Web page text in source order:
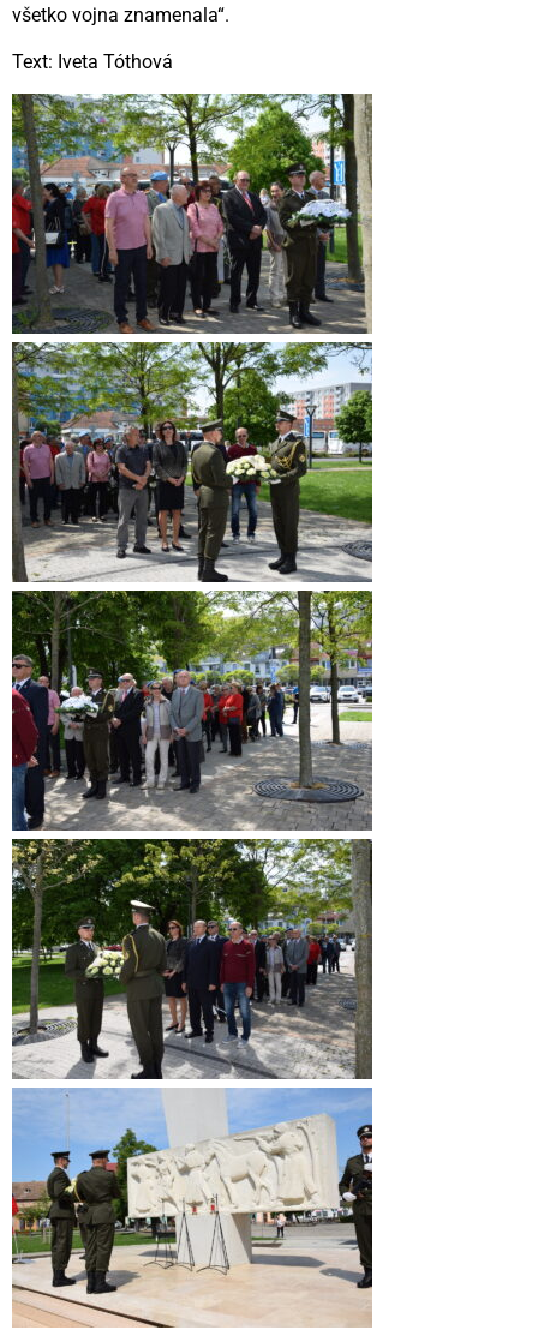
všetko vojna znamenala“.
Text: Iveta Tóthová